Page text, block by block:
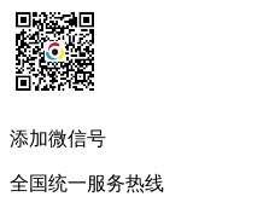
添加微信号
全国统一服务热线